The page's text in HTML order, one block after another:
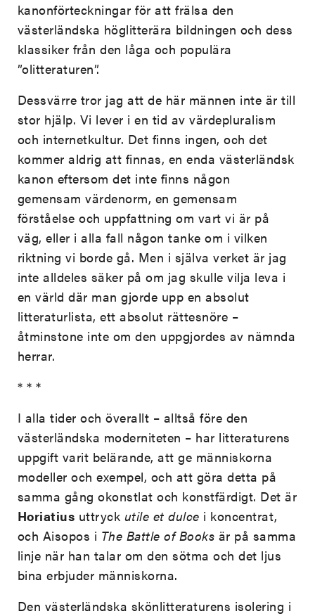
kanonförteckningar för att frälsa den
västerländska höglitterära bildningen och dess
klassiker från den låga och populära
”olitteraturen”.
Dessvärre tror jag att de här männen inte är till
stor hjälp. Vi lever i en tid av värdepluralism
och internetkultur. Det finns ingen, och det
kommer aldrig att finnas, en enda västerländsk
kanon eftersom det inte finns någon
gemensam värdenorm, en gemensam
förståelse och uppfattning om vart vi är på
väg, eller i alla fall någon tanke om i vilken
riktning vi borde gå. Men i själva verket är jag
inte alldeles säker på om jag skulle vilja leva i
en värld där man gjorde upp en absolut
litteraturlista, ett absolut rättesnöre –
åtminstone inte om den uppgjordes av nämnda
herrar.
* * *
I alla tider och överallt – alltså före den
västerländska moderniteten – har litteraturens
uppgift varit belärande, att ge människorna
modeller och exempel, och att göra detta på
samma gång okonstlat och konstfärdigt. Det är
Horiatius uttryck utile et dulce i koncentrat,
och Aisopos i The Battle of Books är på samma
linje när han talar om den sötma och det ljus
bina erbjuder människorna.
Den västerländska skönlitteraturens isolering i